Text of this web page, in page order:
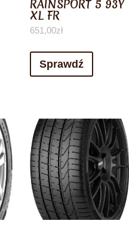
RAINSPORT 5 93Y
XL FR
651,00zł
Sprawdź